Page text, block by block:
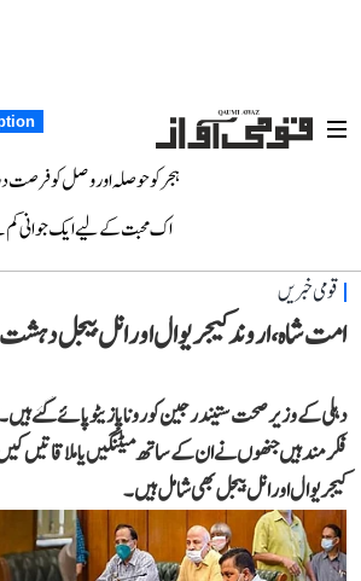
ہجر کو حوصلہ اور وصل کو فرصت
اک محبت کے لیے ایک جوانی
قومی خبریں
امت شاہ، اروند کیجریوال اور انل بیجل
دہلی کے وزیر صحت ستیندر جین کورونا پازیٹو پائے گئے
فکرمند ہیں جنھوں نے ان کے ساتھ میٹنگیں یا ملاقاتیں
کیجریوال اور انل بیجل بھی شامل ہیں۔